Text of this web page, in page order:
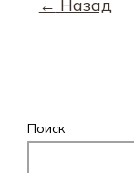
← Назад
Поиск